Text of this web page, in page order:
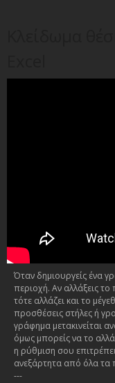
Όταν δημιουργείς ένα
περιοχή. Αν αλλάξεις
τότε αλλάζει και το
προσθέσεις στήλες ή
γράφημα μετακινείται
όμως μπορείς να το
η ρύθμιση σου
ανεξάρτητα από όλα
---